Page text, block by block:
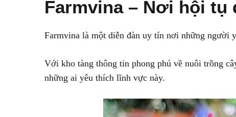
Farmvina – Nơi hội tụ
Farmvina là một diễn đàn uy tín nơi những người
Với kho tàng thông tin phong phú về nuôi trồng
những ai yêu thích lĩnh vực này.